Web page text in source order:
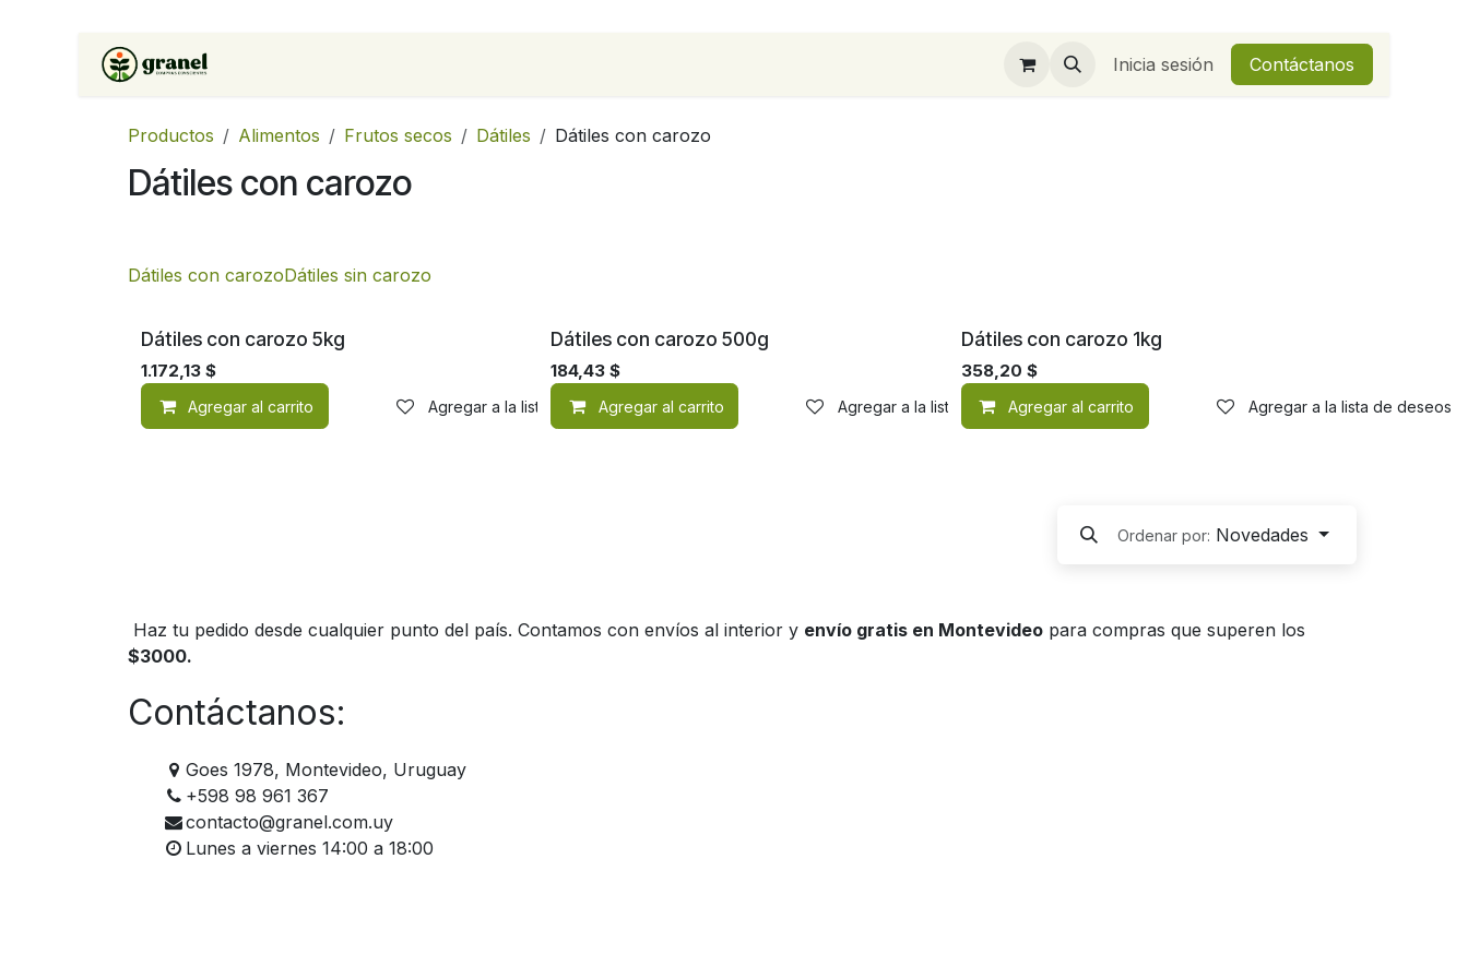
Ir al contenido
Inicia sesión Contáctanos
Productos Alimentos Frutos secos Dátiles Dátiles con carozo
Dátiles con carozo
Dátiles con carozoDátiles sin carozo
Dátiles con carozo 5kg
1.172,13 $
Agregar al carrito Agregar a la lista de deseos
Dátiles con carozo 500g
184,43 $
Agregar al carrito Agregar a la lista de deseos
Dátiles con carozo 1kg
358,20 $
Agregar al carrito Agregar a la lista de deseos
Ordenar por: Novedades
Haz tu pedido desde cualquier punto del país. Contamos con envíos al interior y envío gratis en Montevideo para compras que superen los
$3000.
Contáctanos:
Goes 1978, Montevideo, Uruguay
+598 98 961 367
contacto@granel.com.uy
Lunes a viernes 14:00 a 18:00